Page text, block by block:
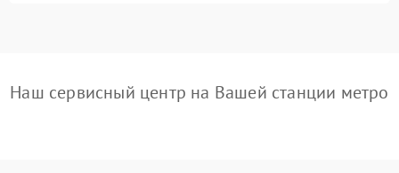
Наш сервисный центр на Вашей станции метро